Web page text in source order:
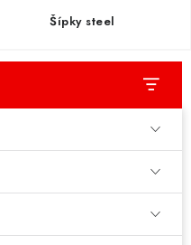
Šípky steel